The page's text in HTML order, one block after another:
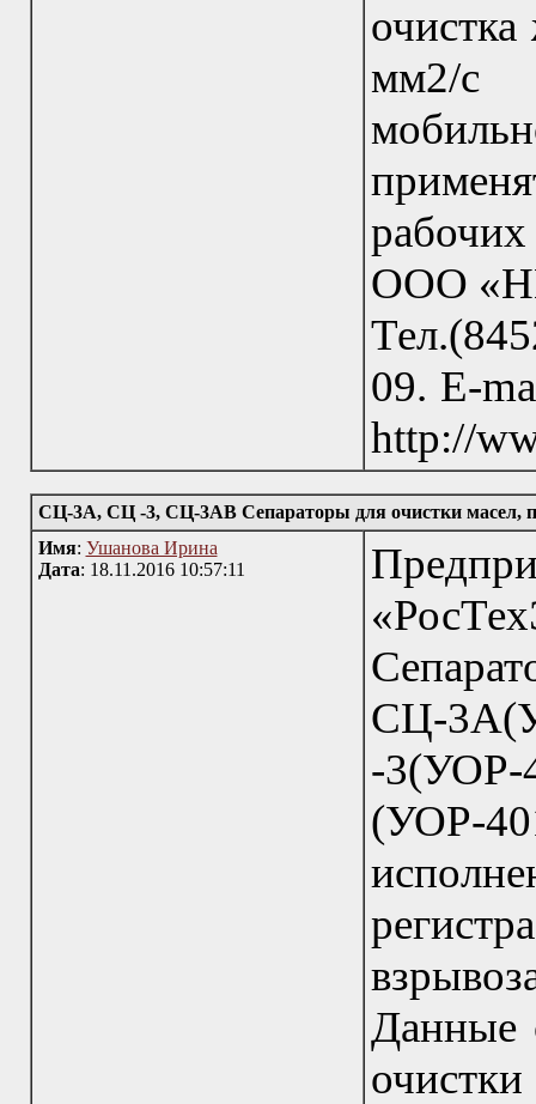
мм2/с
ООО
09. E-
http://
СЦ-3А, СЦ -3, СЦ-3АВ Сепараторы для очистки масел,
Имя: Ушанова Ирина
Дата: 18.11.2016 10:57:11
СЦ-
-
(УОР-
Данные